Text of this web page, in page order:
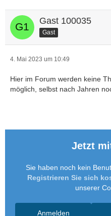
Gast 100035
Gast
4. Mai 2023 um 10:49
Hier im Forum werden keine
möglich, selbst nach Jahren
Jetzt
Sie haben noch kein
Registrieren Sie sich
unserer
Anmelden